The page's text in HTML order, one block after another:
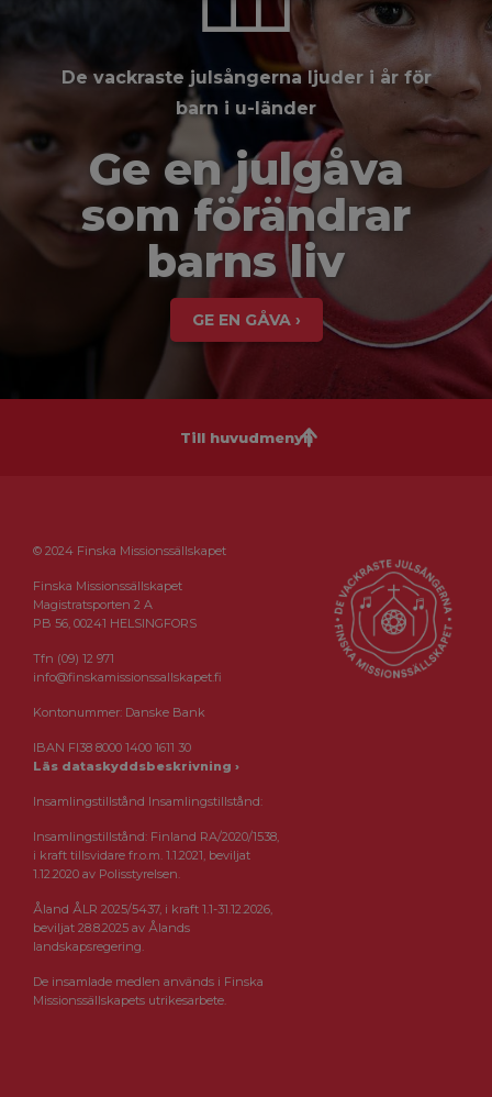
De vackraste julsångerna ljuder i år för
barn i u-länder
Ge en julgåva
som förändrar
barns liv
GE EN GÅVA ›
Till huvudmenyn
© 2024 Finska Missionssällskapet
Finska Missionssällskapet
Magistratsporten 2 A
PB 56, 00241 HELSINGFORS
Tfn (09) 12 971
info@finskamissionssallskapet.fi
Kontonummer: Danske Bank
IBAN FI38 8000 1400 1611 30
Läs dataskyddsbeskrivning ›
Insamlingstillstånd Insamlingstillstånd:
Insamlingstillstånd: Finland RA/2020/1538,
i kraft tillsvidare fr.o.m. 1.1.2021, beviljat
1.12.2020 av Polisstyrelsen.
Åland ÅLR 2025/5437, i kraft 1.1-31.12.2026,
beviljat 28.8.2025 av Ålands
landskapsregering.
De insamlade medlen används i Finska
Missionssällskapets utrikesarbete.